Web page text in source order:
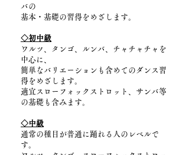
バの
基本・基礎の習得をめざします。
◇初中級
ワルツ、タンゴ、ルンバ、チャチャチャを
中心に、
簡単なバリエーションも含めてのダンス習
得をめざします。
適宜スローフォックストロット、サンバ等
の基礎も含みます。
◇中級
通常の種目が普通に踊れる人のレベルで
す。